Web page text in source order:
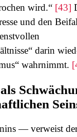
wird.“ [43]
und den
darin
wahrnimmt.
— verweist